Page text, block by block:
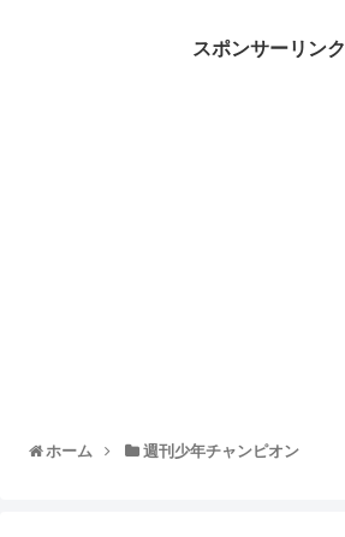
スポンサーリンク
ホーム 週刊少年チャンピオン